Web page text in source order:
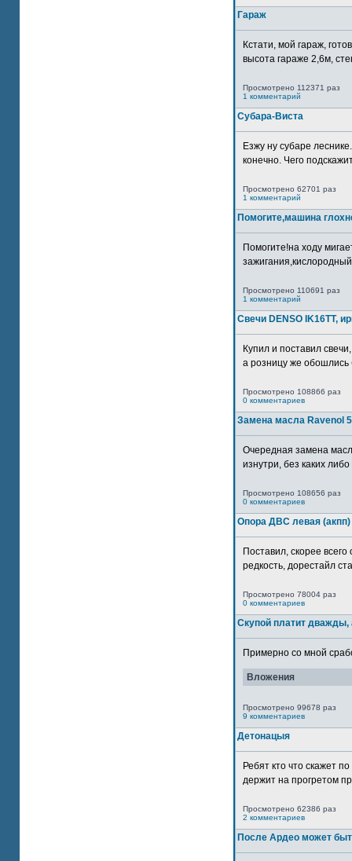
Гараж
Кстати, мой гараж,
высота гараже 2,6м,
Просмотрено 112371 раз
1 комментарий
Субара-Виста
Езжу ну субаре
конечно. Чего
Просмотрено 62701 раз
1 комментарий
Помогите,машина
Помогите!на ходу
Просмотрено 110691 раз
1 комментарий
Свечи DENSO IK16TT,
Купил и поставил
а розницу же обошлись
Просмотрено 108866 раз
0 комментариев
Замена масла Ravenol
Очередная замена
изнутри, без каких
Просмотрено 108656 раз
0 комментариев
Опора ДВС левая (акпп)
Поставил, скорее
редкость, дорестайл
Просмотрено 78004 раз
0 комментариев
Скупой платит
Примерно со мной
Вложения
Просмотрено 99678 раз
9 комментариев
Детонацыя
Ребят кто что скажет
держит на прогретом
Просмотрено 62386 раз
2 комментариев
После Ардео может